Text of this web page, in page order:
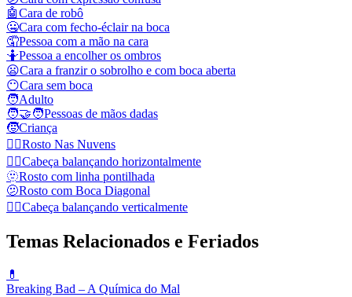
🤖Cara de robô
🤐Cara com fecho‑éclair na boca
🤦Pessoa com a mão na cara
🤷Pessoa a encolher os ombros
😦Cara a franzir o sobrolho e com boca aberta
😶Cara sem boca
🧑Adulto
🧑‍🤝‍🧑Pessoas de mãos dadas
🧒Criança
😶‍🌫️Rosto Nas Nuvens
🙂‍↔️Cabeça balançando horizontalmente
🫥Rosto com linha pontilhada
🫤Rosto com Boca Diagonal
🙂‍↕️Cabeça balançando verticalmente
Temas Relacionados e Feriados
💊
Breaking Bad – A Química do Mal